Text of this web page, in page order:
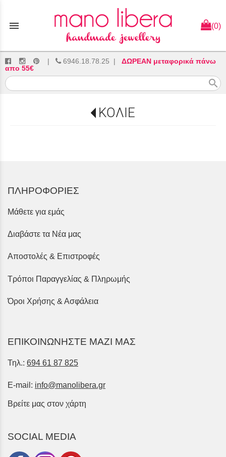
menu (0)
| 6946.18.78.25 | ΔΩΡΕΑΝ μεταφορικά πάνω
απο 55€
search
ΚΟΛΙΕ
ΠΛΗΡΟΦΟΡΙΕΣ
Μάθετε για εμάς
Διαβάστε τα Νέα μας
Αποστολές & Επιστροφές
Τρόποι Παραγγελίας & Πληρωμής
Όροι Χρήσης & Ασφάλεια
ΕΠΙΚΟΙΝΩΝΗΣΤΕ ΜΑΖΙ ΜΑΣ
Τηλ.: 694 61 87 825
E-mail: info@manolibera.gr
Βρείτε μας στον χάρτη
SOCIAL MEDIA